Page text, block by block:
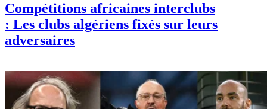
Compétitions africaines interclubs
: Les clubs algériens fixés sur leurs
adversaires